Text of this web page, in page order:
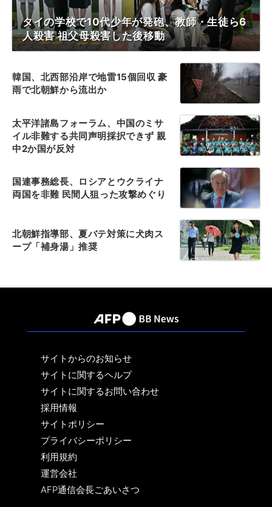
タイの学校で10代少年が発砲、教師・生徒ら6
人殺害 祖父母殺害した後移動
韓国、北西部沿岸で地雷15個回収 豪
雨で北朝鮮から流出か
太平洋諸島フォーラム、中国のミサ
イル非難する共同声明採択できず 親
中2か国が反対
国連事務総長、ロシアとウクライナ
両国を非難 民間人狙った攻撃めぐり
北朝鮮指導部、夏バテ対策に犬肉ス
ープ「補身湯」推奨
サイトからのお知らせ
サイトに関するヘルプ
サイトに関するお問い合わせ
採用情報
サイトポリシー
プライバシーポリシー
利用規約
運営会社
AFP通信会長ごあいさつ